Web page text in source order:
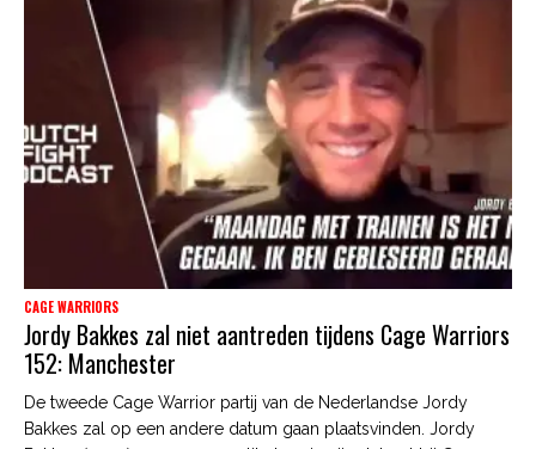
CAGE WARRIORS
Jordy Bakkes zal niet aantreden tijdens Cage Warriors
152: Manchester
De tweede Cage Warrior partij van de Nederlandse Jordy
Bakkes zal op een andere datum gaan plaatsvinden. Jordy